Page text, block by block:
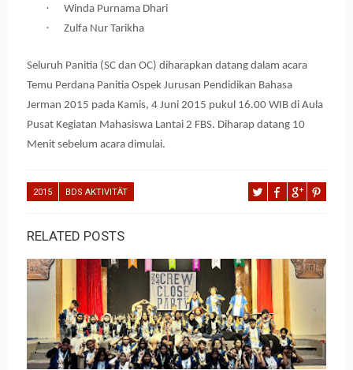
· Winda Purnama Dhari
· Zulfa Nur Tarikha
Seluruh Panitia (SC dan OC) diharapkan datang dalam acara
Temu Perdana Panitia Ospek Jurusan Pendidikan Bahasa
Jerman 2015 pada Kamis, 4 Juni 2015 pukul 16.00 WIB di Aula
Pusat Kegiatan Mahasiswa Lantai 2 FBS. Diharap datang 10
Menit sebelum acara dimulai.
2015 BDS AKTIVITÄT
RELATED POSTS